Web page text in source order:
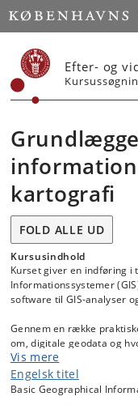
Start
Efter- og
kartografi
FOLD ALLE UD
Kursusindhold
Kurset giver en indføring i
Informationssystemer
software til GIS-analyser
Gennem en række
om, digitale geodata og
i forskellige faglige
På kurset lægges der vægt
Vis mere
Engelsk titel
Basic Geographical